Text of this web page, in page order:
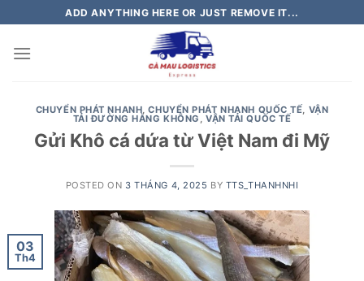
to
content
ADD ANYTHING HERE OR JUST REMOVE IT...
CHUYỂN PHÁT NHANH,CHUYỂN PHÁT NHANH QUỐC TẾ, VẬN
TẢI ĐƯỜNG HÀNG KHÔNG , VẬN TẢI QUỐC TẾ
Gửi Khô cá dứa từ Việt Nam đi Mỹ
POSTED ON 3 THÁNG 4, 2025 BY TTS_THANHNHI
03
Th4